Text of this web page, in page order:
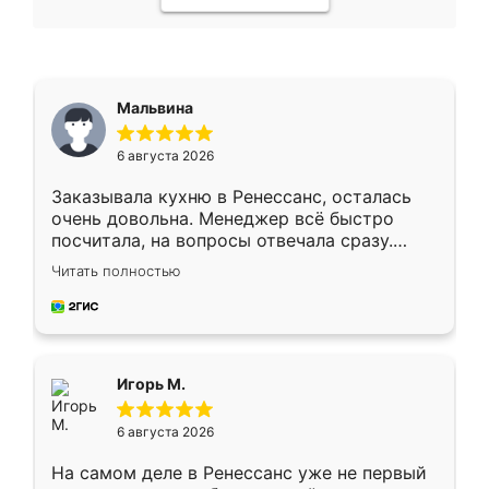
Мальвина
6 августа 2026
Заказывала кухню в Ренессанс, осталась
очень довольна. Менеджер всё быстро
посчитала, на вопросы отвечала сразу.
Замерщик приехал в субботу, подошёл к
делу со всей ответственностью. Собрали
за день, ребята работали аккуратно, даже
Читать полностью
Игорь М.
6 августа 2026
На самом деле в Ренессанс уже не первый